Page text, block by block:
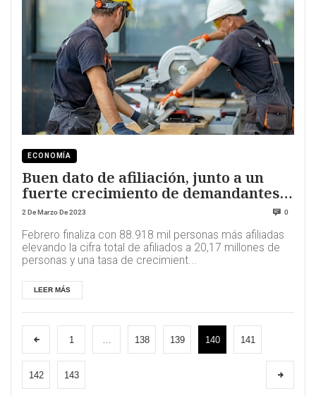
ECONOMÍA
Buen dato de afiliación, junto a un
fuerte crecimiento de demandantes
de empleo
2 De Marzo De 2023 0
Febrero finaliza con 88.918 mil personas más afiliadas
elevando la cifra total de afiliados a 20,17 millones de
personas y una tasa de crecimient...
LEER MÁS
1 138 139 140 141
142 143